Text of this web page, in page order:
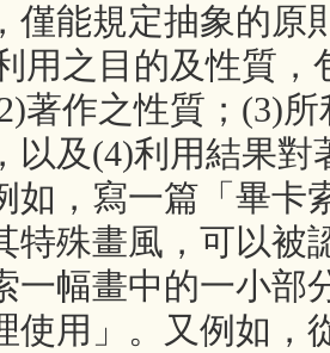
僅能規定抽象的原
用之目的及性質
著作之性質；(3)
以及(4)利用結果
如，寫一篇「畢卡
特殊畫風，可以被
一幅畫中的一小部
使用」。又例如